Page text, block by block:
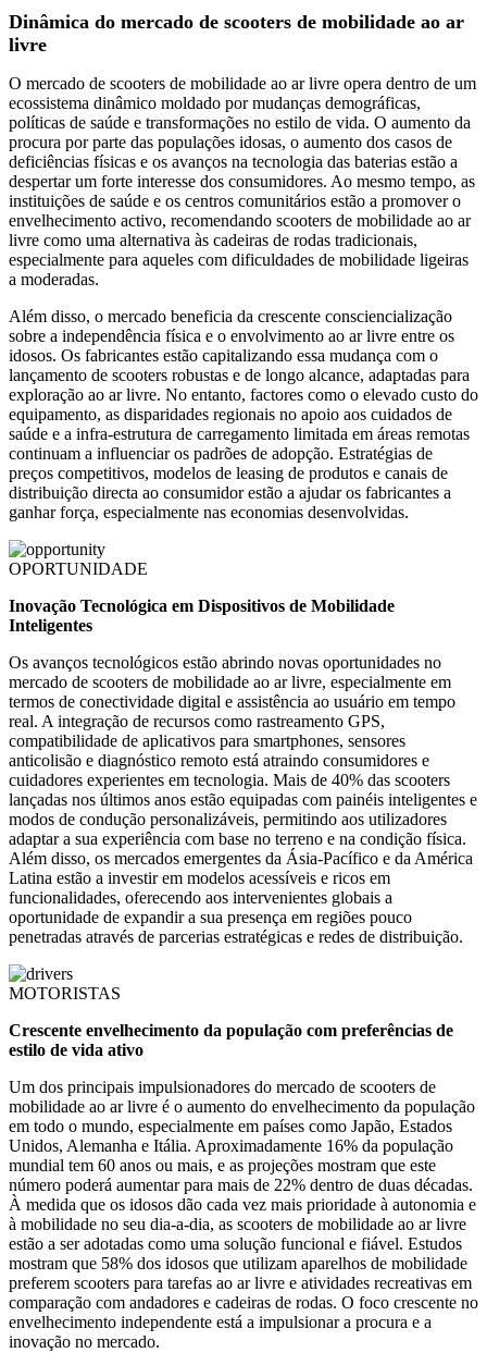
Dinâmica do mercado de scooters de mobilidade ao ar
livre
O mercado de scooters de mobilidade ao ar livre opera dentro de um
ecossistema dinâmico moldado por mudanças demográficas,
políticas de saúde e transformações no estilo de vida. O aumento da
procura por parte das populações idosas, o aumento dos casos de
deficiências físicas e os avanços na tecnologia das baterias estão a
despertar um forte interesse dos consumidores. Ao mesmo tempo, as
instituições de saúde e os centros comunitários estão a promover o
envelhecimento activo, recomendando scooters de mobilidade ao ar
livre como uma alternativa às cadeiras de rodas tradicionais,
especialmente para aqueles com dificuldades de mobilidade ligeiras
a moderadas.
Além disso, o mercado beneficia da crescente consciencialização
sobre a independência física e o envolvimento ao ar livre entre os
idosos. Os fabricantes estão capitalizando essa mudança com o
lançamento de scooters robustas e de longo alcance, adaptadas para
exploração ao ar livre. No entanto, factores como o elevado custo do
equipamento, as disparidades regionais no apoio aos cuidados de
saúde e a infra-estrutura de carregamento limitada em áreas remotas
continuam a influenciar os padrões de adopção. Estratégias de
preços competitivos, modelos de leasing de produtos e canais de
distribuição directa ao consumidor estão a ajudar os fabricantes a
ganhar força, especialmente nas economias desenvolvidas.
OPORTUNIDADE
Inovação Tecnológica em Dispositivos de Mobilidade
Inteligentes
Os avanços tecnológicos estão abrindo novas oportunidades no
mercado de scooters de mobilidade ao ar livre, especialmente em
termos de conectividade digital e assistência ao usuário em tempo
real. A integração de recursos como rastreamento GPS,
compatibilidade de aplicativos para smartphones, sensores
anticolisão e diagnóstico remoto está atraindo consumidores e
cuidadores experientes em tecnologia. Mais de 40% das scooters
lançadas nos últimos anos estão equipadas com painéis inteligentes e
modos de condução personalizáveis, permitindo aos utilizadores
adaptar a sua experiência com base no terreno e na condição física.
Além disso, os mercados emergentes da Ásia-Pacífico e da América
Latina estão a investir em modelos acessíveis e ricos em
funcionalidades, oferecendo aos intervenientes globais a
oportunidade de expandir a sua presença em regiões pouco
penetradas através de parcerias estratégicas e redes de distribuição.
MOTORISTAS
Crescente envelhecimento da população com preferências de
estilo de vida ativo
Um dos principais impulsionadores do mercado de scooters de
mobilidade ao ar livre é o aumento do envelhecimento da população
em todo o mundo, especialmente em países como Japão, Estados
Unidos, Alemanha e Itália. Aproximadamente 16% da população
mundial tem 60 anos ou mais, e as projeções mostram que este
número poderá aumentar para mais de 22% dentro de duas décadas.
À medida que os idosos dão cada vez mais prioridade à autonomia e
à mobilidade no seu dia-a-dia, as scooters de mobilidade ao ar livre
estão a ser adotadas como uma solução funcional e fiável. Estudos
mostram que 58% dos idosos que utilizam aparelhos de mobilidade
preferem scooters para tarefas ao ar livre e atividades recreativas em
comparação com andadores e cadeiras de rodas. O foco crescente no
envelhecimento independente está a impulsionar a procura e a
inovação no mercado.